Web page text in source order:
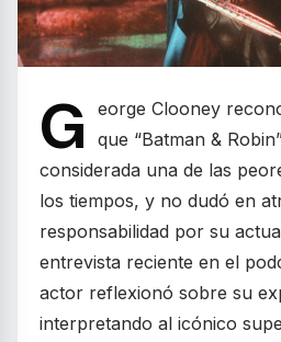
G
eorge Clooney
que “Batman &
considerada una de las
los tiempos, y no dudó en
responsabilidad por su
entrevista reciente en el
actor reflexionó sobre su
interpretando al icónico